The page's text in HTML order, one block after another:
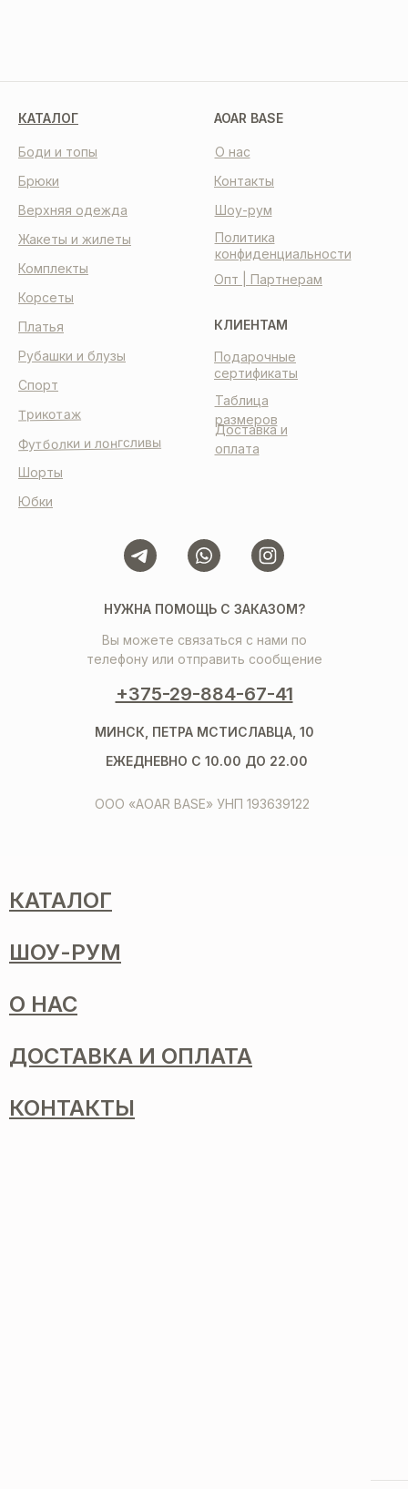
КАТАЛОГ
КЛИЕНТАМ
Таблица
размеров
Доставка и
оплата
Подарочные
сертификаты
НУЖНА ПОМОЩЬ С ЗАКАЗОМ?
Вы можете связаться с нами по
телефону или отправить сообщение
+375-29-884-67-41
ООО «AOAR BASE» УНП 193639122
МИНСК, ПЕТРА МСТИСЛАВЦА, 10
ЕЖЕДНЕВНО С 10.00 ДО 22.00
AOAR BASE
О нас
Контакты
Шоу-рум
Политика
конфиденциальности
Опт | Партнерам
Корсеты
Платья
Боди и топы
Комплекты
Шорты
Спорт
Рубашки и блузы
Брюки
Жакеты и жилеты
Трикотаж
Футболки и лонгсливы
Верхняя одежда
Юбки
КАТАЛОГ
ШОУ-РУМ
О НАС
ДОСТАВКА И ОПЛАТА
КОНТАКТЫ